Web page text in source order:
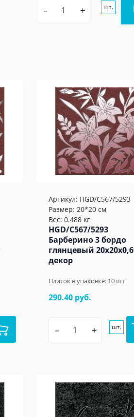
– + шт.
Артикул: HGD/C567/5293
Размер: 20*20 см
Вес: 0.488 кг
HGD/C567/5293
Барберино 3 бордо
глянцевый
декор
Плиток в упаковке: 10 шт
290.40 руб.
– + шт.